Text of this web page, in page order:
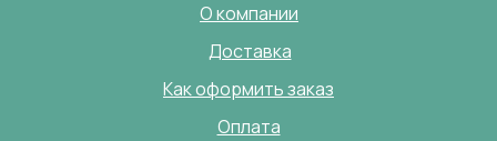
О компании
Доставка
Оплата
Как оформить заказ